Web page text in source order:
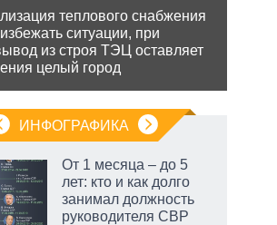
теплового снабжения
ситуации, при
из строя ТЭЦ оставляет
целый город
ИНФОГРАФИКА
От 1 месяца – до 5
лет: кто и как долго
занимал должность
руководителя СВР